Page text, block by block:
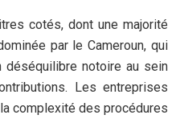
cotés, dont une majorité
par le Cameroun, qui
déséquilibre notoire au sein
Les entreprises
complexité des procédures